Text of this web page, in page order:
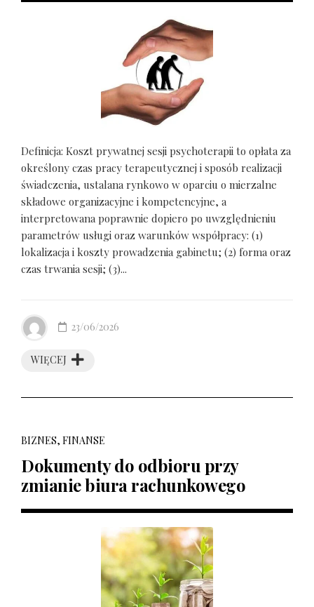
Definicja: Koszt prywatnej sesji psychoterapii to opłata za
określony czas pracy terapeutycznej i sposób realizacji
świadczenia, ustalana rynkowo w oparciu o mierzalne
składowe organizacyjne i kompetencyjne, a
interpretowana poprawnie dopiero po uwzględnieniu
parametrów usługi oraz warunków współpracy: (1)
lokalizacja i koszty prowadzenia gabinetu; (2) forma oraz
czas trwania sesji; (3)...
WIĘCEJ
23/06/2026
BIZNES, FINANSE
Dokumenty do odbioru przy
zmianie biura rachunkowego